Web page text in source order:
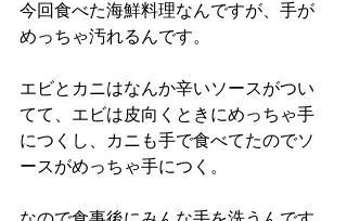
今回食べた海鮮料理なんですが、手が
めっちゃ汚れるんです。
エビとカニはなんか辛いソースがつい
てて、エビは皮向くときにめっちゃ手
につくし、カニも手で食べてたのでソ
ースがめっちゃ手につく。